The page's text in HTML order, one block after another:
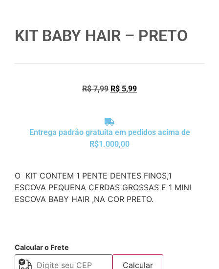
KIT BABY HAIR – PRETO
R$7,99 R$ 5,99
Entrega padrão gratuita em pedidos acima de
R$1.000,00
O KIT CONTEM 1 PENTE DENTES FINOS,1
ESCOVA PEQUENA CERDAS GROSSAS E 1 MINI
ESCOVA BABY HAIR ,NA COR PRETO.
Calcular o Frete
Calcular